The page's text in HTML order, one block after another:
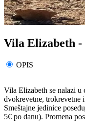
Vila Elizabeth -
OPIS
Vila Elizabeth se nalazi u
dvokrevetne, trokrevetne
Smeštajne jedinice
5€ po danu). Promena